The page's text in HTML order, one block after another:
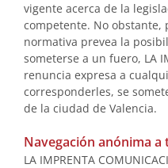
vigente acerca de la
competente. No obstante,
normativa prevea la
someterse a un fuero, LA
renuncia expresa a
corresponderles, se
de la ciudad de Valencia.
Navegación anónima a
LA IMPRENTA